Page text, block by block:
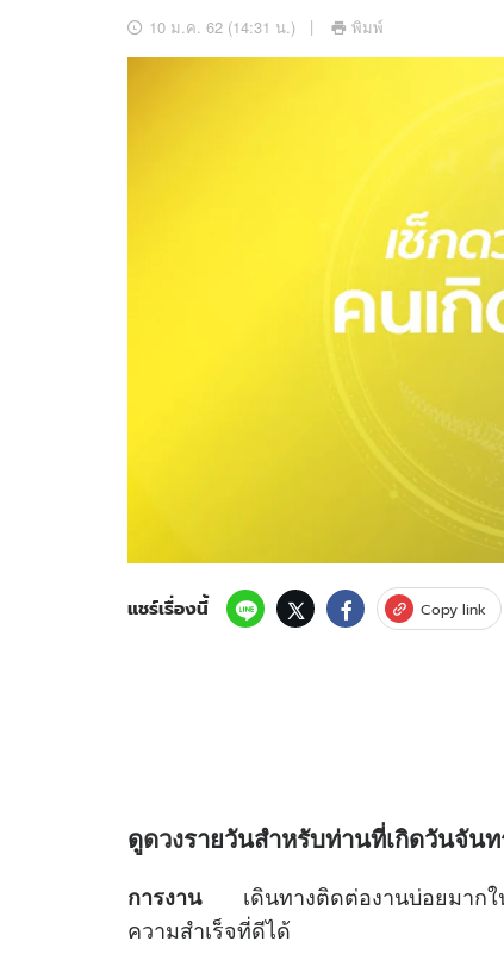
อัปเดตจีน
เช็กข่าวชัวร์
ติดตามสนุ
บริษัท อิมเมจ ฟิวเจอร์ (ประเทศไทย) จำกัด
10 ม.ค. 62 (14:31 น.) พิมพ์
แชร์เรื่องนี้ Copy link
ดูดวงรายวันสำหรับท่านที่เกิดวันจัน
การงานเดินทางติดต่องานบ่อยมากใน
ความสำเร็จที่ดีได้